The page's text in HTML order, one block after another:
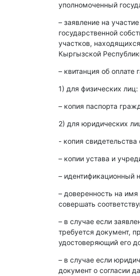
уполномоченный
– заявление на
государственной
участков,
Кыргызской
– квитанция об оплате
1) для физических лиц:
– копия паспорта
2) для юридических
- копия
– копии устава и
– идентификационный
– доверенность на
совершать
– в случае если
требуется документ,
удостоверяющий его
– в случае если
документ о согласии